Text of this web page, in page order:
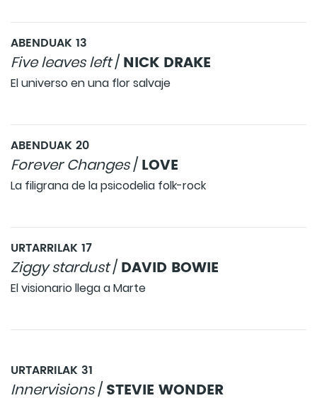
ABENDUAK 13
Five leaves left/ NICK DRAKE
El universo en una flor salvaje
ABENDUAK 20
Forever Changes/ LOVE
La filigrana de la psicodelia folk-rock
URTARRILAK 17
Ziggy stardust/ DAVID BOWIE
El visionario llega a Marte
URTARRILAK 31
Innervisions/ STEVIE WONDER